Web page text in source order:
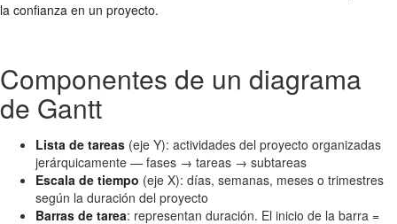
la confianza en un proyecto.
Componentes de un diagrama
de Gantt
Lista de tareas (eje Y): actividades del proyecto organizadas
jerárquicamente — fases → tareas → subtareas
Escala de tiempo (eje X): días, semanas, meses o trimestres
según la duración del proyecto
Barras de tarea: representan duración. El inicio de la barra =